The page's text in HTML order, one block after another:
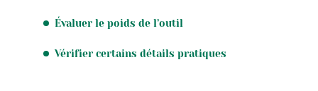
Évaluer le poids de l’outil
Vérifier certains détails pratiques